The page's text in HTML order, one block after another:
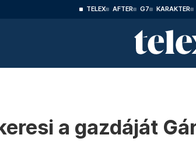
TELEX AFTER G7 KARAKTER
a gazdáját